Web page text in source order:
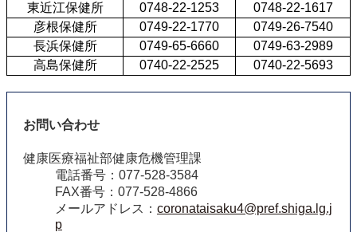
東近江保健所
0748-22-1253
0748-22-1617
彦根保健所
0749-22-1770
0749-26-7540
長浜保健所
0749-65-6660
0749-63-2989
高島保健所
0740-22-2525 0740-22-5693
お問い合わせ
健康医療福祉部健康危機管理課
電話番号：077-528-3584
FAX番号：077-528-4866
メールアドレス： coronataisaku4@pref.shiga.lg.j
p